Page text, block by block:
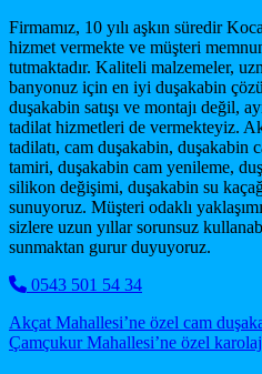
Firmamız, 10 yılı aşkın süredir
hizmet vermekte ve müşteri
tutmaktadır. Kaliteli malzemeler,
banyonuz için en iyi duşakabin
duşakabin satışı ve montajı değil,
tadilat hizmetleri de vermekteyiz.
tadilatı, cam duşakabin, duşakabin
tamiri, duşakabin cam yenileme,
silikon değişimi, duşakabin su
sunuyoruz. Müşteri odaklı
sizlere uzun yıllar sorunsuz
sunmaktan gurur duyuyoruz.
0543 501 54 34
Post navigation
Akçat Mahallesi’ne özel cam
Çamçukur Mahallesi’ne özel